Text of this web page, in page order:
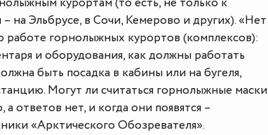
на Эльбрусе, в Сочи, Кемерово и других). «Нет
работе горнолыжных курортов (комплексов):
и оборудования, как должны работать
быть посадка в кабины или на бугеля,
Могут ли считаться горнолыжные маски
ответов нет, и когда они появятся –
«Арктического Обозревателя».